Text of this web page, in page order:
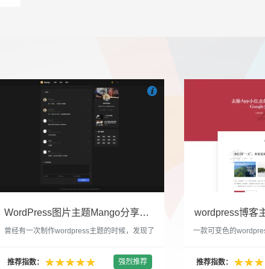
吧 
WordPress图片主题Mango分享，类朋友圈的博客主题
曾经有一次制作wordpress主题的时候，发现了
喜欢，所以后来自己也做了一个。说它是图片
分享站也行，说是分享心情也行，总之就是这
推荐指数： 强烈推荐
wordpress博客
一款可变色的
纯粹的写作博客主题
文章列表里的很多布
推荐指数：